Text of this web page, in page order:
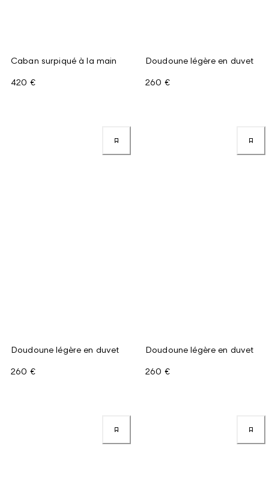
Caban surpiqué à la main
420 €
Doudoune légère en duvet
260 €
Doudoune légère en duvet
260 €
Doudoune légère en duvet
260 €